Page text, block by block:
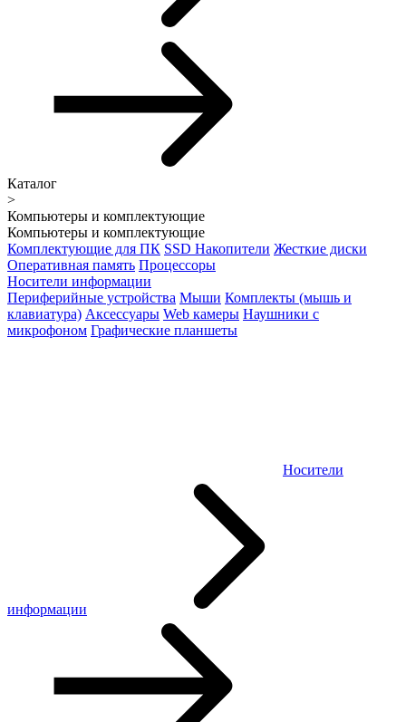
Каталог
>
Компьютеры и комплектующие
Компьютеры и комплектующие
Комплектующие для ПК SSD Накопители Жесткие диски
Оперативная память Процессоры
Носители информации
Периферийные устройства Мыши Комплекты (мышь и
клавиатура) Аксессуары Web камеры Наушники с
микрофоном Графические планшеты
Носители
информации